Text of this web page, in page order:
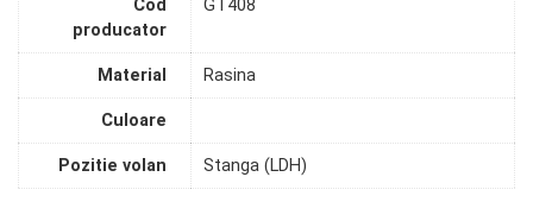
Cod
producator
GT408
Material Rasina
Culoare
Pozitie volan Stanga (LDH)